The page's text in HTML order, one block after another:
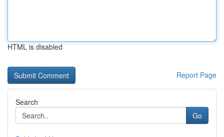
HTML is disabled
Report Page
Search
Go